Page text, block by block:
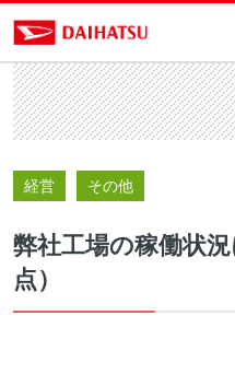
経営 その他
弊社工場の稼働状
点）